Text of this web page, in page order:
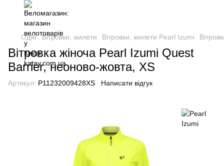
Одяг Вітровки, жилети Вітровки, жилети Pearl Izumi
Вітровка жіноча Pearl Izumi Quest
Barrier, неоново-жовта, XS
Артикул: P11232009428XS Написати відгук